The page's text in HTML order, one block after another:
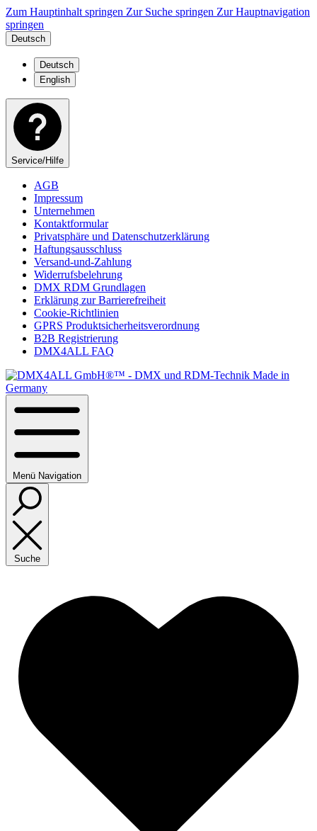
Zum Hauptinhalt springen Zur Suche springen Zur Hauptnavigation
springen
Deutsch
Deutsch
English
Service/Hilfe
AGB
Impressum
Unternehmen
Kontaktformular
Privatsphäre und Datenschutzerklärung
Haftungsausschluss
Versand-und-Zahlung
Widerrufsbelehrung
DMX RDM Grundlagen
Erklärung zur Barrierefreiheit
Cookie-Richtlinien
GPRS Produktsicherheitsverordnung
B2B Registrierung
DMX4ALL FAQ
Menü Navigation
Suche